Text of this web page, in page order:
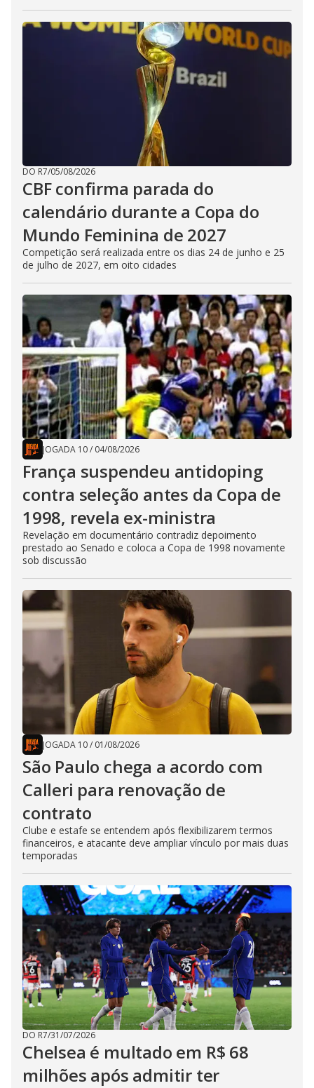
DO R7/05/08/2026
CBF confirma parada do
calendário durante a Copa do
Mundo Feminina de 2027
Competição será realizada entre os dias 24 de junho e 25
de julho de 2027, em oito cidades
JOGADA 10/ 04/08/2026
França suspendeu antidoping
contra seleção antes da Copa de
1998, revela ex-ministra
Revelação em documentário contradiz depoimento
prestado ao Senado e coloca a Copa de 1998 novamente
sob discussão
JOGADA 10/ 01/08/2026
São Paulo chega a acordo com
Calleri para renovação de
contrato
Clube e estafe se entendem após flexibilizarem termos
financeiros, e atacante deve ampliar vínculo por mais duas
temporadas
DO R7/31/07/2026
Chelsea é multado em R$ 68
milhões após admitir ter